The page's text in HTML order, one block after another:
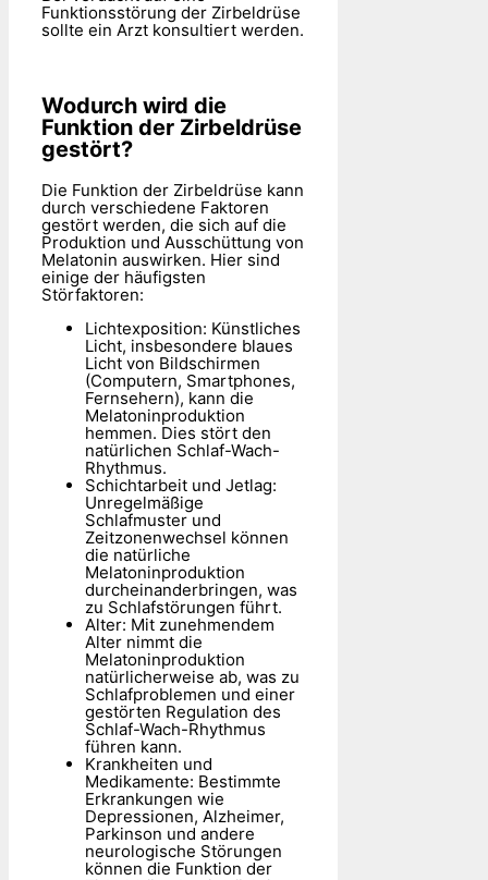
Funktionsstörung der Zirbeldrüse
sollte ein Arzt konsultiert werden.
Wodurch wird die
Funktion der Zirbeldrüse
gestört?
Die Funktion der Zirbeldrüse kann
durch verschiedene Faktoren
gestört werden, die sich auf die
Produktion und Ausschüttung von
Melatonin auswirken. Hier sind
einige der häufigsten
Störfaktoren:
Lichtexposition: Künstliches
Licht, insbesondere blaues
Licht von Bildschirmen
(Computern, Smartphones,
Fernsehern), kann die
Melatoninproduktion
hemmen. Dies stört den
natürlichen Schlaf-Wach-
Rhythmus.
Schichtarbeit und Jetlag:
Unregelmäßige
Schlafmuster und
Zeitzonenwechsel können
die natürliche
Melatoninproduktion
durcheinanderbringen, was
zu Schlafstörungen führt.
Alter: Mit zunehmendem
Alter nimmt die
Melatoninproduktion
natürlicherweise ab, was zu
Schlafproblemen und einer
gestörten Regulation des
Schlaf-Wach-Rhythmus
führen kann.
Krankheiten und
Medikamente: Bestimmte
Erkrankungen wie
Depressionen, Alzheimer,
Parkinson und andere
neurologische Störungen
können die Funktion der